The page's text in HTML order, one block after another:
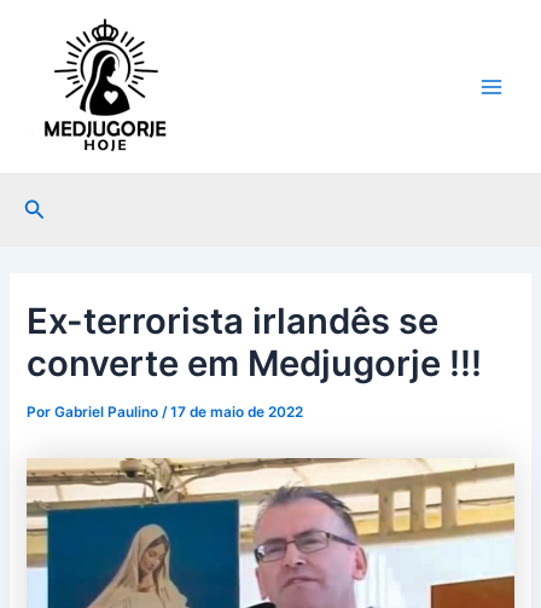
conteúdo
Pesquisar
Ex-terrorista irlandês se
converte em Medjugorje !!!
PorGabriel Paulino/17 de maio de 2022
navigation